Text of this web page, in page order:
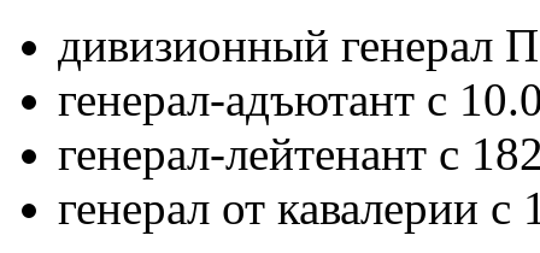
дивизионный генерал
генерал-адъютант с
генерал-лейтенант с
генерал от кавалерии с